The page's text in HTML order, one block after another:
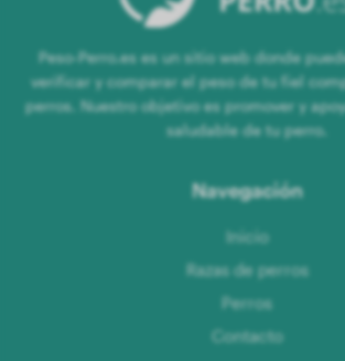
Peso-Perro.es es un sitio web donde
verificar y comparar el peso de tu fiel
perros. Nuestro objetivo es promover y
saludable de tu perro.
Navegación
Inicio
Razas de perros
Perros
Contacto